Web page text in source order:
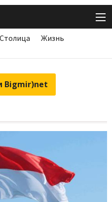
Столица
Жизнь
Bigmir)net